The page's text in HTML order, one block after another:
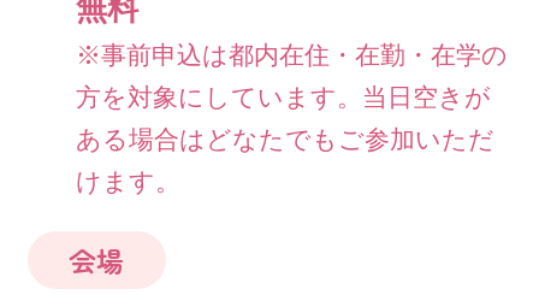
無料
※事前申込は都内在住・在勤・在学の
方を対象にしています。当日空きが
ある場合はどなたでもご参加いただ
けます。
会場